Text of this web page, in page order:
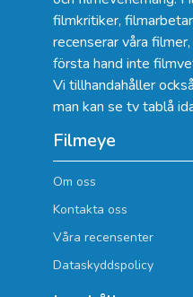
filmkritiker,
recenserar våra
första hand inte
Vi tillhandahåller
man kan se tv tablå
Filmeye
Om oss
Kontakta oss
Våra recensenter
Dataskyddspolicy